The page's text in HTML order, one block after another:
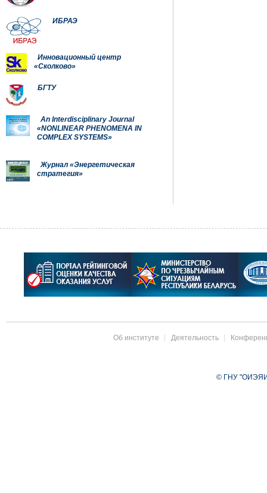
ИБРАЭ
Инновационный центр
«Сколково»
БГТУ
An Interdisciplinary Journal
«NONLINEAR PHENOMENA IN
COMPLEX SYSTEMS»
Журнал «Энергетическая
стратегия»
Об институте Деятельность
© ГНУ